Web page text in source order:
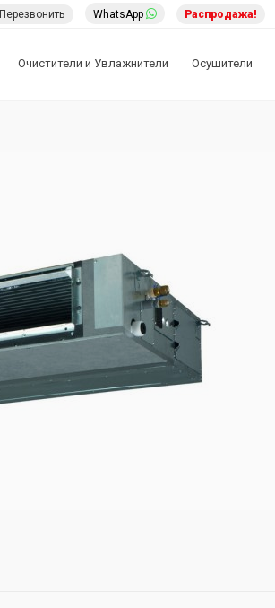
Очистители и Увлажнители Осушители
Перезвонить WhatsApp Распродажа!